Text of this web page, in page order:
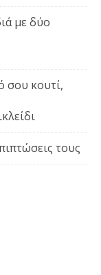
με δύο
σου κουτί,
τους